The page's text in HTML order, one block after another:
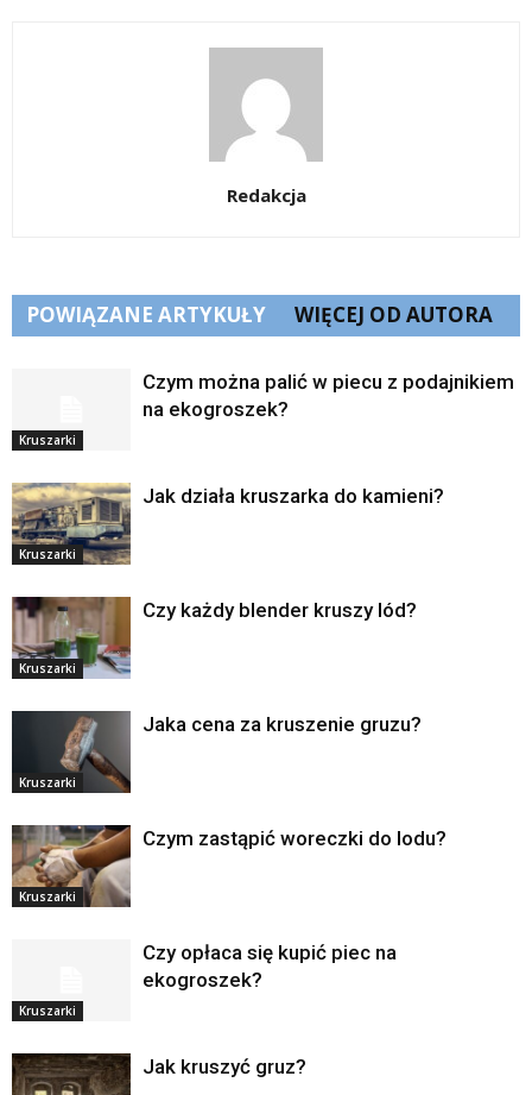
Redakcja
POWIĄZANE ARTYKUŁY WIĘCEJ OD AUTORA
Kruszarki
Czym można palić w piecu z podajnikiem
na ekogroszek?
Kruszarki
Jak działa kruszarka do kamieni?
Kruszarki
Czy każdy blender kruszy lód?
Kruszarki
Jaka cena za kruszenie gruzu?
Kruszarki
Czym zastąpić woreczki do lodu?
Kruszarki
Czy opłaca się kupić piec na
ekogroszek?
Jak kruszyć gruz?